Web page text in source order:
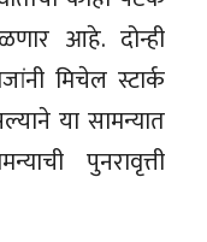
आहे. दोन्ही
मिचेल स्टार्क
या सामन्यात
पुनरावृत्ती